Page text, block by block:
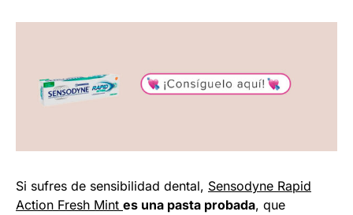
Si sufres de sensibilidad dental, Sensodyne Rapid
Action Fresh Mint es una pasta probada, que